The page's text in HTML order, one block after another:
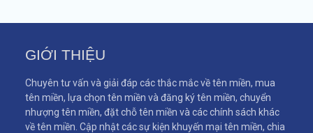
GIỚI THIỆU
Chuyên tư vấn và giải đáp các thắc mắc về tên miền, mua
tên miền, lựa chọn tên miền và đăng ký tên miền, chuyển
nhượng tên miền, đặt chỗ tên miền và các chính sách khác
về tên miền. Cập nhật các sự kiện khuyến mại tên miền, chia